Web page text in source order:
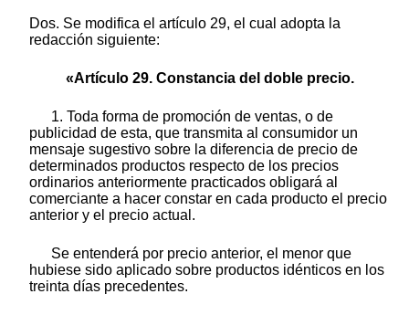
Dos. Se modifica el artículo 29, el cual adopta la
redacción siguiente:
«Artículo 29. Constancia del doble precio.
1. Toda forma de promoción de ventas, o de
publicidad de esta, que transmita al consumidor un
mensaje sugestivo sobre la diferencia de precio de
determinados productos respecto de los precios
ordinarios anteriormente practicados obligará al
comerciante a hacer constar en cada producto el precio
anterior y el precio actual.
Se entenderá por precio anterior, el menor que
hubiese sido aplicado sobre productos idénticos en los
treinta días precedentes.